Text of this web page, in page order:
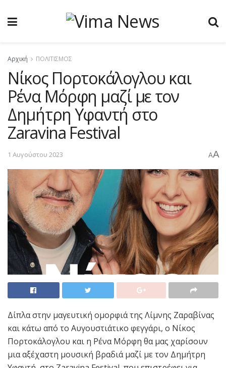
Αρχική ΠΟΛΙΤΙΣΜΟΣ
Νίκος Πορτοκάλογλου και
Ρένα Μόρφη μαζί με τον
Δημήτρη Υφαντή στο
Zaravina Festival
1 Αυγούστου 2023 AA
Δίπλα στην μαγευτική ομορφιά της Λίμνης Ζαραβίνας
και κάτω από το Αυγουστιάτικο φεγγάρι, ο Νίκος
Πορτοκάλογλου και η Ρένα Μόρφη θα μας χαρίσουν
μια αξέχαστη μουσική βραδιά μαζί με τον Δημήτρη